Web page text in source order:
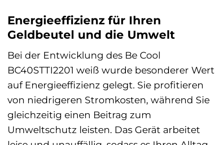
Energieeffizienz für Ihren
Geldbeutel und die Umwelt
Bei der Entwicklung des Be Cool
BC40STTI2201 weiß wurde besonderer Wert
auf Energieeffizienz gelegt. Sie profitieren
von niedrigeren Stromkosten, während Sie
gleichzeitig einen Beitrag zum
Umweltschutz leisten. Das Gerät arbeitet